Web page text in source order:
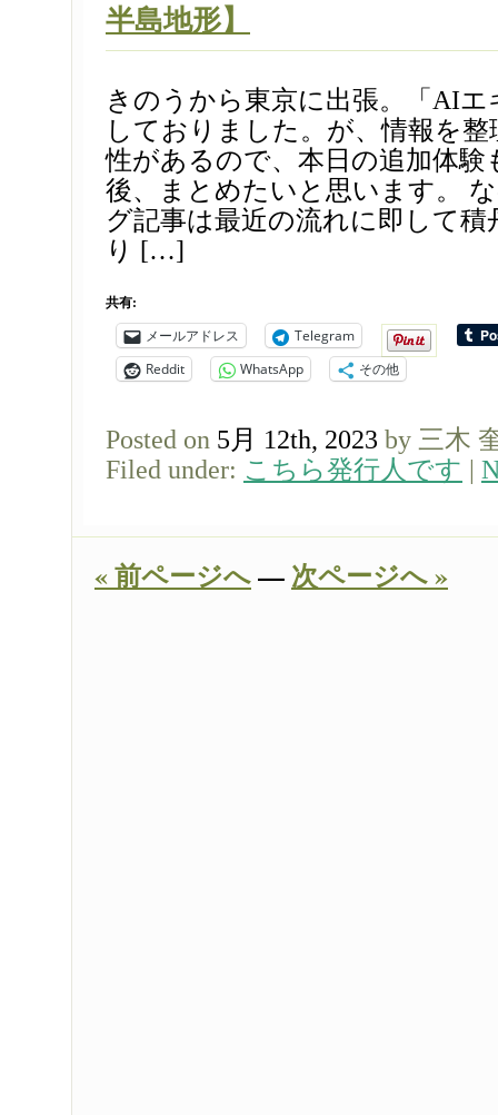
半島地形】
きのうから東京に出張。「AI
しておりました。が、情報を
性があるので、本日の追加体験
後、まとめたいと思います。
グ記事は最近の流れに即して積
り […]
共有:
メールアドレス
Telegram
Reddit
WhatsApp その他
Posted on 5月 12th, 2023 by 三木
Filed under: こちら発行人です |
« 前ページへ— 次ページへ »